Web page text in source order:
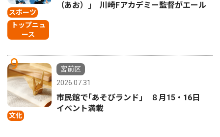
スポーツ
トップニュ
ース
（あお）｣ 川崎Fアカデミー監督がエール
9
文化
宮前区
2026.07.31
市民館で｢あそびランド｣ ８月15・16日
イベント満載